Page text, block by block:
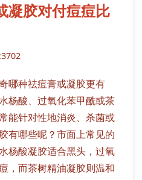
凝胶对付痘痘比
哪种祛痘膏或凝胶更有
杨酸、过氧化苯甲酰或茶
能针对性地消炎、杀菌或
有哪些呢？市面上常见的
杨酸凝胶适合黑头，过氧
，而茶树精油凝胶则温和